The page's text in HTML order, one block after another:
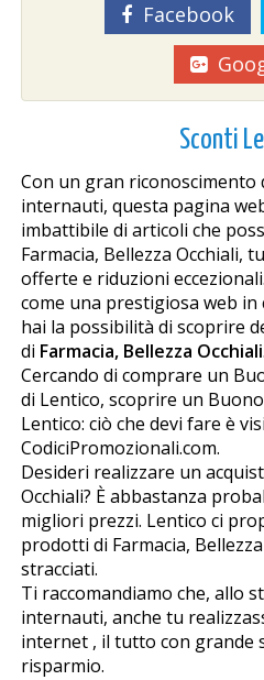
Facebook
Sconti
Con un gran
internauti, questa pagina
imbattibile di articoli che
Farmacia, Bellezza Occhiali,
offerte e riduzioni
come una prestigiosa web in
hai la possibilità di scoprire
di Farmacia, Bellezza Occhiali.
Cercando di comprare un
di Lentico, scoprire un
Lentico: ciò che devi fare è
CodiciPromozionali.com.
Desideri realizzare un
Occhiali? È abbastanza
migliori prezzi. Lentico ci
prodotti di Farmacia,
stracciati.
Ti raccomandiamo che, allo
internauti, anche tu
internet , il tutto con grande
risparmio.